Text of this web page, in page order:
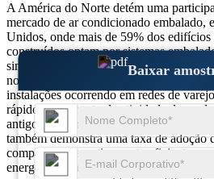
Baixar
A América do Norte detém uma
mercado de ar condicionado embalado,
Unidos, onde mais de 59% dos edifícios
construídos optam por sistemas
simplicidade de instalação e baixa
nos segmentos de varejo, saúde e
instalações ocorrendo em redes de
rápido. O aumento da atividade de
antigos aumentou as vendas em 36%
também demonstra uma taxa de adoção
compactas energeticamente eficientes
energéticos em evolução. A procura